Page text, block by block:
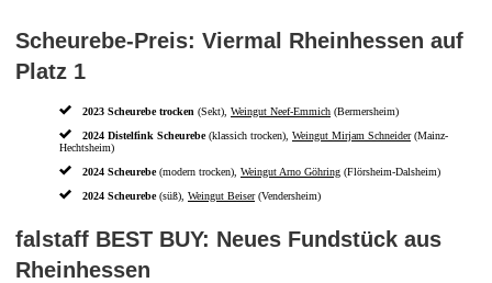
Scheurebe-Preis: Viermal Rheinhessen auf
Platz 1
2023 Scheurebe trocken (Sekt), Weingut Neef-Emmich (Bermersheim)
2024 Distelfink Scheurebe(klassich trocken), Weingut Mirjam Schneider(Mainz-
Hechtsheim)
2024 Scheurebe(modern trocken), Weingut Arno Göhring (Flörsheim-Dalsheim)
2024 Scheurebe(süß), Weingut Beiser(Vendersheim)
falstaff BEST BUY: Neues Fundstück aus
Rheinhessen